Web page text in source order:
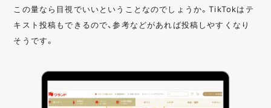
この量なら目視でいいということなのでしょうか。TikTokはテ
キスト投稿もできるので、参考などがあれば投稿しやすくなり
そうです。